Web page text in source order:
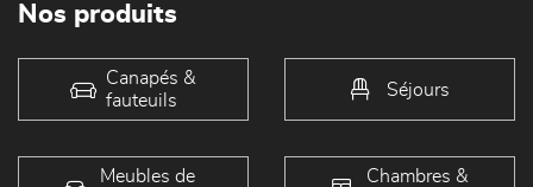
Nos produits
Canapés &
fauteuils
Séjours
Meubles de
Chambres &